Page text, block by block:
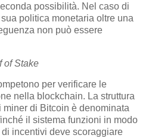
possibilità. Nel caso di
politica monetaria oltre una
non può essere
of Stake
per verificare le
nella blockchain. La struttura
di Bitcoin è denominata
il sistema funzioni in modo
incentivi deve scoraggiare